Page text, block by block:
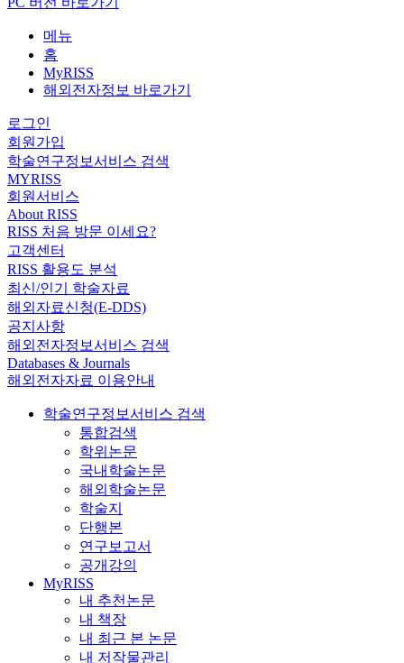
메뉴
홈
MyRISS
해외전자정보 바로가기
로그인
회원가입
학술연구정보서비스 검색
MYRISS
회원서비스
About RISS
RISS 처음 방문 이세요?
고객센터
RISS 활용도 분석
최신/인기 학술자료
해외자료신청(E-DDS)
공지사항
해외전자정보서비스 검색
Databases & Journals
해외전자자료 이용안내
학술연구정보서비스 검색
통합검색
학위논문
국내학술논문
해외학술논문
학술지
단행본
연구보고서
공개강의
MyRISS
내 추천논문
내 책장
내 최근 본 논문
내 저작물관리